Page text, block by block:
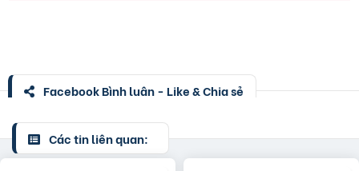
Facebook Bình luận - Like & Chia sẻ
Các tin liên quan: